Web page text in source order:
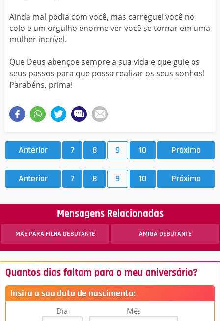
Ainda mal podia com você, mas carreguei você no
colo e um orgulho enorme ver você se tornar em uma
mulher incrível.
Que Deus abençoe sempre a sua vida e que guie os
seus passos para que possa realizar os seus sonhos!
Parabéns, prima!
Anterior 7 8 9 10 Próximo
Anterior 7 8 9 10 Próximo
Mensagens Relacionadas
MÃE PARA FILHA DEBUTANTE AMIGA DEBUTANTE
Quantos dias faltam para o meu aniversário?
Insira a sua data de nascimento:
Dia Mês